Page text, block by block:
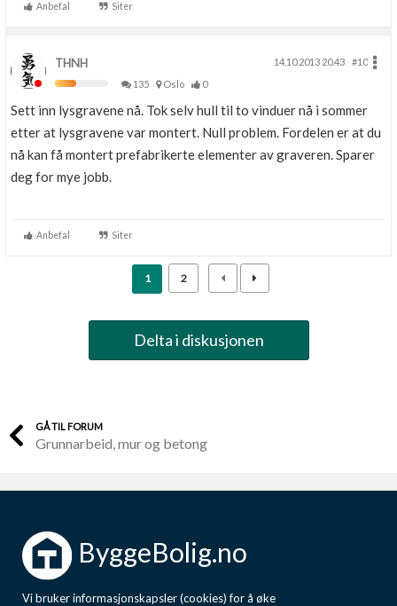
Anbefal Siter
THNH 14.10.2013 20.43
#10
135
Oslo 0
Sett inn lysgravene nå. Tok selv hull til to vinduer nå i sommer
etter at lysgravene var montert. Null problem. Fordelen er at du
nå kan få montert prefabrikerte elementer av graveren. Sparer
deg for mye jobb.
Anbefal Siter
1 2
Delta i diskusjonen
GÅ TIL FORUM
Grunnarbeid, mur og betong
ByggeBolig.no
Vi bruker informasjonskapsler (cookies) for å øke